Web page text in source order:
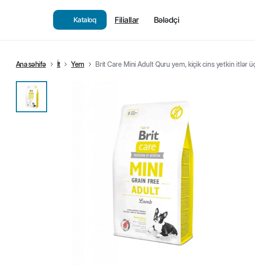
Kataloq Filiallar Bələdçi
Ana səhifə İt Yem Brit Care Mini Adult Quru yem, kiçik cins yetkin itlər